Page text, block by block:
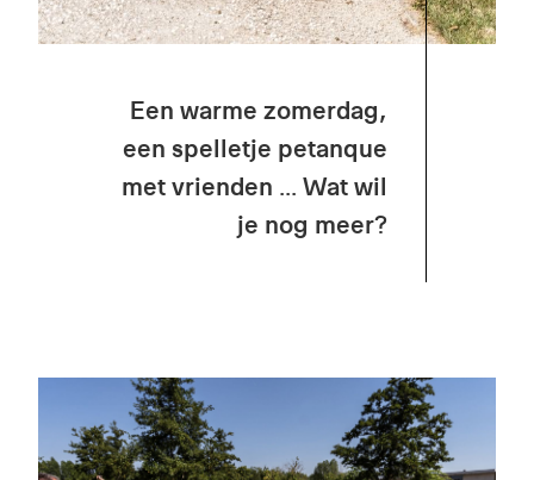
Een warme zomerdag,
een spelletje petanque
met vrienden ... Wat wil
je nog meer?